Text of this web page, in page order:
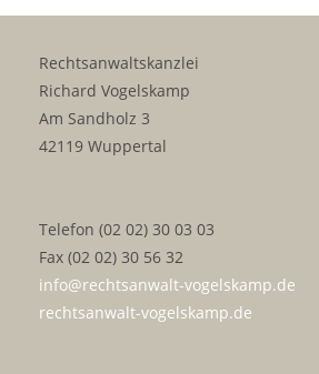
Rechtsanwaltskanzlei
Richard Vogelskamp
Am Sandholz 3
42119 Wuppertal
Telefon (02 02) 30 03 03
Fax (02 02) 30 56 32
info@rechtsanwalt-vogelskamp.de
rechtsanwalt-vogelskamp.de